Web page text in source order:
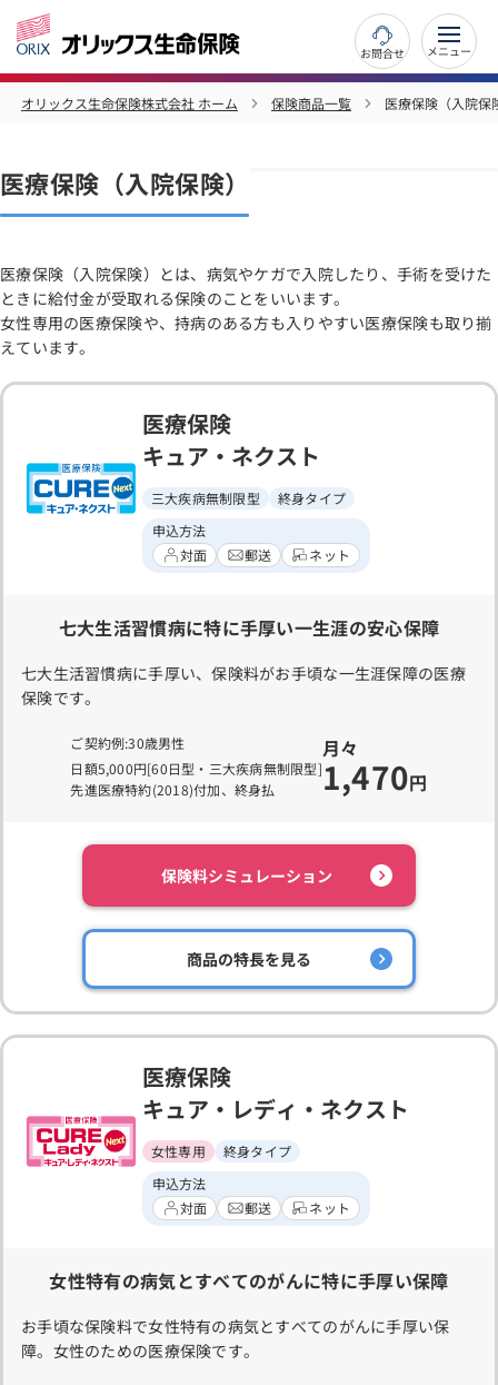
お問合せ
オリックス生命保険株式会社 ホーム 保険商品一覧 医療保険（入院保
医療保険（入院保険）
医療保険（入院保険）とは、病気やケガで入院したり、手術を受けた
ときに給付金が受取れる保険のことをいいます。
女性専用の医療保険や、持病のある方も入りやすい医療保険も取り揃
えています。
医療保険
キュア・ネクスト
三大疾病無制限型
終身タイプ
申込方法
対面
郵送 ネット
七大生活習慣病に特に手厚い一生涯の安心保障
七大生活習慣病に手厚い、保険料がお手頃な一生涯保障の医療
保険です。
ご契約例:30歳男性
日額5,000円[60日型・三大疾病無制限型]
先進医療特約(2018)付加、終身払
月々
1,470円
保険料シミュレーション
商品の特長を見る
医療保険
キュア・レディ・ネクスト
女性専用
終身タイプ
申込方法
対面
郵送 ネット
女性特有の病気とすべてのがんに特に手厚い保障
お手頃な保険料で女性特有の病気とすべてのがんに手厚い保
障。女性のための医療保険です。